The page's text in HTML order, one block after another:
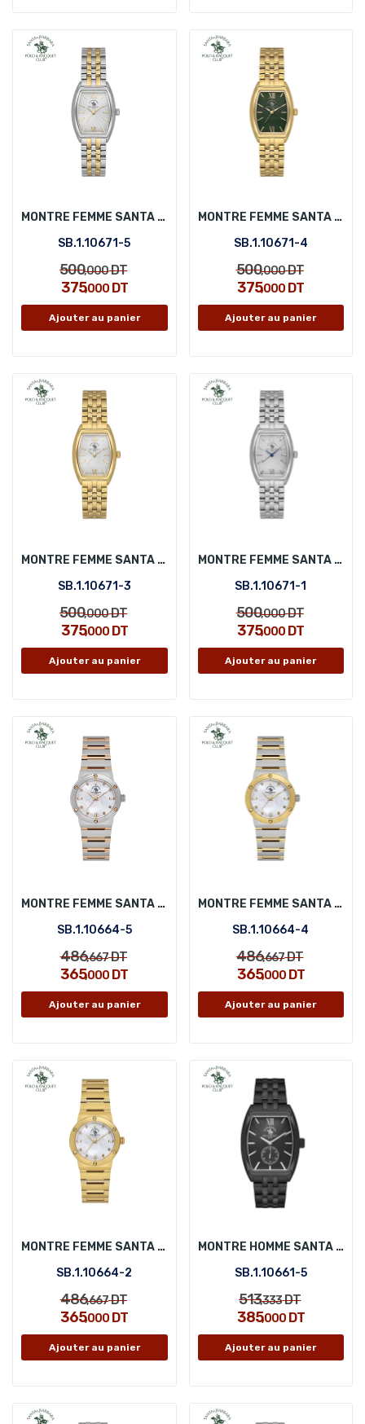
MONTRE FEMME SANTA BARBARA POLO SB.1.10671-5
SB.1.10671-5
500,000DT
375,000DT
Ajouter au panier
MONTRE FEMME SANTA BARBARA POLO SB.1.10671-4
SB.1.10671-4
500,000DT
375,000 DT
Ajouter au panier
MONTRE FEMME SANTA BARBARA POLO SB.1.10671-3
SB.1.10671-3
500,000DT
375,000DT
Ajouter au panier
MONTRE FEMME SANTA BARBARA POLO SB.1.10671-1
SB.1.10671-1
500,000DT
375,000 DT
Ajouter au panier
MONTRE FEMME SANTA BARBARA POLO SB.1.10664-5
SB.1.10664-5
486,667DT
365,000 DT
Ajouter au panier
MONTRE FEMME SANTA BARBARA POLO SB.1.10664-4
SB.1.10664-4
486,667DT
365,000DT
Ajouter au panier
MONTRE FEMME SANTA BARBARA POLO SB.1.10664-2
SB.1.10664-2
486,667DT
365,000 DT
Ajouter au panier
MONTRE HOMME SANTA BARBARA POLO SB.1.10661-5
SB.1.10661-5
513,333DT
385,000DT
Ajouter au panier